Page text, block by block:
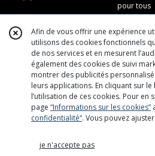
pour tous
Afin de vous offrir une expérience
utilisons des cookies fonctionnels
de nos services et en mesurent
également des cookies de suivi
montrer des publicités
leurs applications. En cliquant sur le
l’utilisation de ces cookies. Pour
page “Informations sur les cookies”
confidentialité“. Vous pouvez
je n'accepte pas